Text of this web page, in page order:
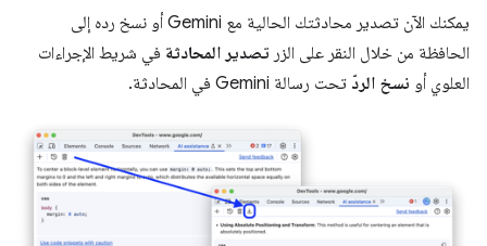
يمكنك الآن تصدير محادثتك الحالية مع Gemini أو نسخ رده إلى
الحافظة من خلال النقر على الزر تصدير المحادثة في شريط الإجراءات
العلوي أو نسخ الردّ تحت رسالة Gemini في المحادثة.